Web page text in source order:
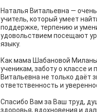
Наталья Витальевна —
учитель, который умеет
поддержке, терпению и
удовольствием посещают
языку.
Как мама Шабановой
ученикам, заботу о классе
Витальевна не только даёт
ответственность и
Спасибо Вам за Ваш труд,
здоровья, вдохновения и